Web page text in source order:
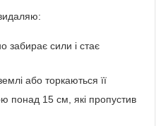
забирає сили і стає
або торкаються її
понад 15 см, які пропустив